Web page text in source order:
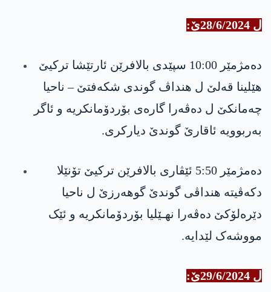
ل 28/6/2024ێ:
ده‌مژمێر 10:00 سپێدی بالافرێن ئارتێشا تركیێ
هێلينا قەلێ ل هنداڤ گوندی شکەفتێ – ناحیا
چه‌مانكێ ل ده‌ڤه‌را گارەی بۆردۆمانکريە و ئاگر
بە‌ربوويە ئاقارێ گوندێ ديارکری.
دەمژمێر 5:50 ئێڤاری بالافرێن تركیێ تۆنێلا
دکەڤیتە هنداڤی گوندێ گوھەرزێ ل ناحيا
دێرەلۆکێ ده‌ڤه‌را نهـێليا بۆردۆمانکريه‌ و ئێک
مووشەک لێدایە.
ل 29/6/2024ێ: